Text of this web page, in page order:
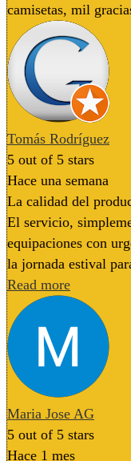
camisetas, mil
Tomás Rodríguez
5 out of 5 stars
Hace una semana
La calidad del
El servicio,
equipaciones con
la jornada estival
Read more
Maria Jose AG
5 out of 5 stars
Hace 1 mes